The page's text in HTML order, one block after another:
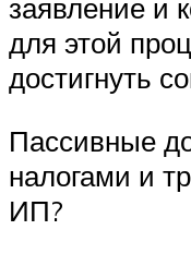
заявление и
для этой
достигнуть
Пассивные
налогами и
ИП?